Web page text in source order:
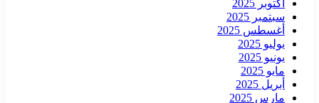
أكتوبر 2025
سبتمبر 2025
أغسطس 2025
يوليو 2025
يونيو 2025
مايو 2025
أبريل 2025
مارس 2025